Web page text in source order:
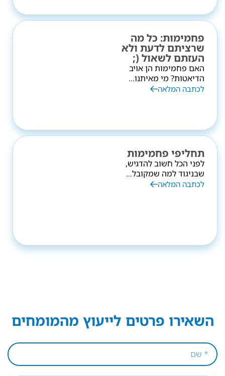
פחמימות: כל מה
שרציתם לדעת ולא
העזתם לשאול (;
האם פחמימות הן אויב
הדיאטות? מי מאיתנו...
לכתבה המלאה
תחליפי פחמימות
לפני הכל חשוב להדגיש,
שבניגוד למה שמקובל...
לכתבה המלאה
השאירו פרטים לייעוץ מהמומחים